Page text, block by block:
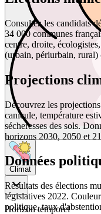
Climat
Horizon temporel
Consultez les candidats
34 000 communes
centre, droite,
(urbain, périurbain, rural)
Projections
Découvrez les
canicule, température
sécheresses des sols.
horizons 2030, 2050 et
Données
Résultats des élections
législatives 2022.
politique, taux